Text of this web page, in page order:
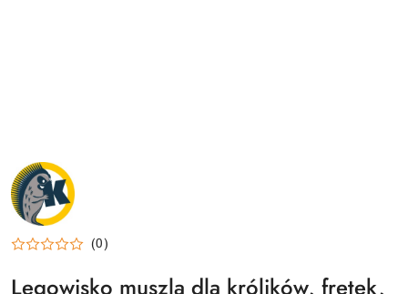
NAZWA
PRODUCENTA:
KRAINA
TUPTUSIA
(0)
Legowisko muszla dla królików, fretek,